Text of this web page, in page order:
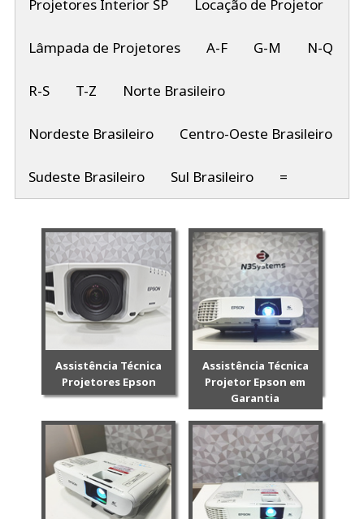
Projetores Interior SP Locação de Projetor
Lâmpada de Projetores A-F G-M N-Q
R-S T-Z Norte Brasileiro
Nordeste Brasileiro Centro-Oeste Brasileiro
Sudeste Brasileiro Sul Brasileiro =
Assistência Técnica
Projetores Epson
Assistência Técnica
Projetor Epson em
Garantia